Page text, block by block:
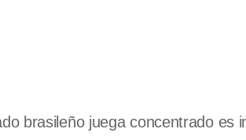
brasileño juega concentrado es